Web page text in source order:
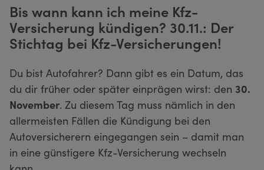
Bis wann kann ich meine Kfz-
Versicherung kündigen? 30.11.: Der
Stichtag bei Kfz-Versicherungen!
Du bist Autofahrer? Dann gibt es ein Datum, das
du dir früher oder später einprägen wirst: den 30.
November. Zu diesem Tag muss nämlich in den
allermeisten Fällen die Kündigung bei den
Autoversicherern eingegangen sein – damit man
in eine günstigere Kfz-Versicherung wechseln